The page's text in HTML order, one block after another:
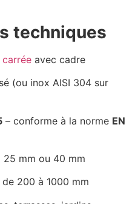
techniques
avec cadre
(ou inox AISI 304 sur
– conforme à la norme EN
25 mm ou 40 mm
de 200 à 1000 mm